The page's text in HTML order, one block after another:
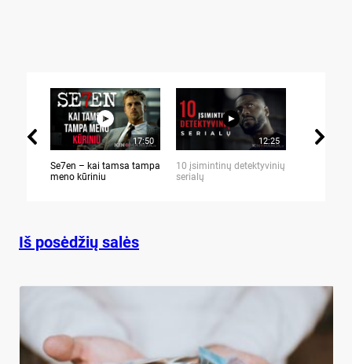
17:50
Se7en – kai tamsa tampa
meno kūriniu
12:25
10 įsimintinų detektyvinių
serialų
Iš posėdžių salės